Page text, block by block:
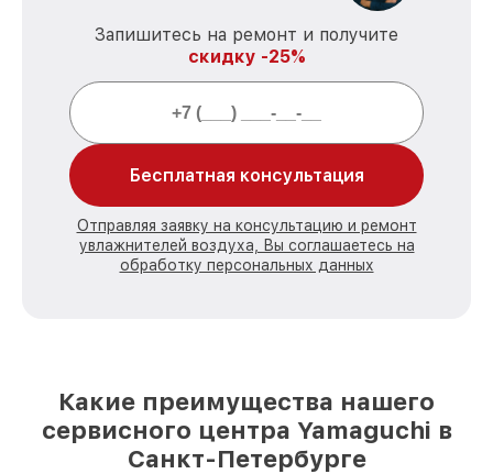
Запишитесь на ремонт и получите
скидку -25%
Бесплатная консультация
Отправляя заявку на консультацию и ремонт
увлажнителей воздуха, Вы соглашаетесь на
обработку персональных данных
Какие преимущества нашего
сервисного центра Yamaguchi в
Санкт-Петербурге